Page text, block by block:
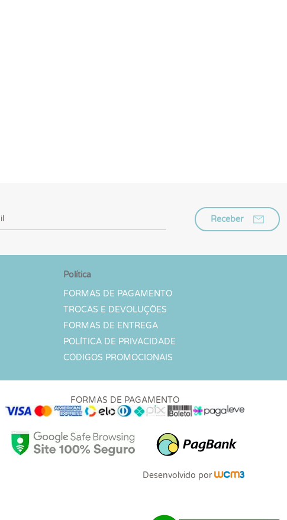
Receber
Política
FORMAS DE PAGAMENTO
TROCAS E DEVOLUÇÕES
FORMAS DE ENTREGA
POLÍTICA DE PRIVACIDADE
CÓDIGOS PROMOCIONAIS
FORMAS DE PAGAMENTO
Desenvolvido por